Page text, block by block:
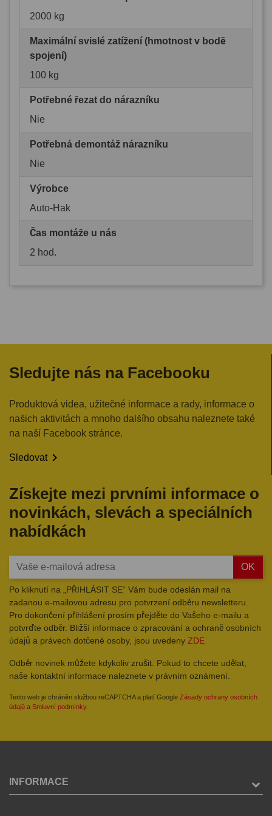
2000 kg
Maximální svislé zatížení (hmotnost v bodě
spojení)
100 kg
Potřebné řezat do nárazníku
Nie
Potřebná demontáž nárazníku
Nie
Výrobce
Auto-Hak
Čas montáže u nás
2 hod.
Sledujte nás na Facebooku
Produktová videa, užitečné informace a rady, informace o
našich aktivitách a mnoho dalšího obsahu naleznete také
na naší Facebook stránce.
Sledovat
Získejte mezi prvními informace o
novinkách, slevách a speciálních
nabídkách
OK
Po kliknutí na „PŘIHLÁSIT SE“ Vám bude odeslán mail na
zadanou e-mailovou adresu pro potvrzení odběru newsletteru.
Pro dokončení přihlášení prosím přejděte do Vašeho e-mailu a
potvrďte odběr. Bližší informace o zpracování a ochraně osobních
údajů a právech dotčené osoby, jsou uvedeny ZDE
Odběr novinek můžete kdykoliv zrušit. Pokud to chcete udělat,
naše kontaktní informace naleznete v právním oznámení.
Tento web je chráněn službou reCAPTCHA a platí Google Zásady ochrany osobních
údajů a Smluvní podmínky.
INFORMACE